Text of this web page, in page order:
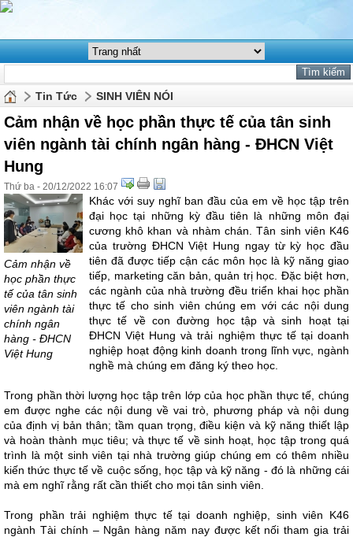
Tin Tức SINH VIÊN NÓI
Cảm nhận về học phần thực tế của tân sinh
viên ngành tài chính ngân hàng - ĐHCN Việt
Hung
Thứ ba - 20/12/2022 16:07
Cảm nhận về
học phần thực
tế của tân sinh
viên ngành tài
chính ngân
hàng - ĐHCN
Việt Hung
Khác với suy nghĩ ban đầu của em về học tập trên
đại học tại những kỳ đầu tiên là những môn đại
cương khô khan và nhàm chán. Tân sinh viên K46
của trường ĐHCN Việt Hung ngay từ kỳ học đầu
tiên đã được tiếp cận các môn học là kỹ năng giao
tiếp, marketing căn bản, quản trị học. Đặc biệt hơn,
các ngành của nhà trường đều triển khai học phần
thực tế cho sinh viên chúng em với các nội dung
thực tế về con đường học tập và sinh hoạt tại
ĐHCN Việt Hung và trải nghiệm thực tế tại doanh
nghiệp hoạt động kinh doanh trong lĩnh vực, ngành
nghề mà chúng em đăng ký theo học.
Trong phần thời lượng học tập trên lớp của học phần thực tế, chúng
em được nghe các nội dung về vai trò, phương pháp và nội dung
của định vị bản thân; tầm quan trọng, điều kiện và kỹ năng thiết lập
và hoàn thành mục tiêu; và thực tế về sinh hoạt, học tập trong quá
trình là một sinh viên tại nhà trường giúp chúng em có thêm nhiều
kiến thức thực tế về cuộc sống, học tập và kỹ năng - đó là những cái
mà em nghĩ rằng rất cần thiết cho mọi tân sinh viên.
Trong phần trải nghiệm thực tế tại doanh nghiệp, sinh viên K46
ngành Tài chính – Ngân hàng năm nay được kết nối tham gia trải